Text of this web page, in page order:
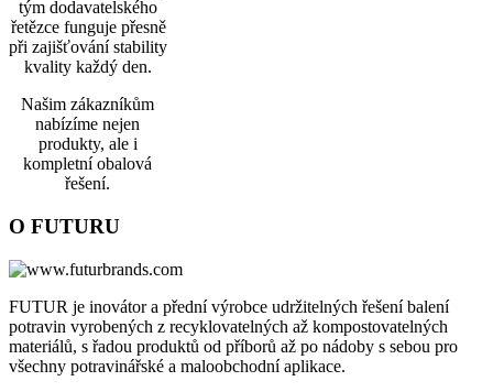
tým dodavatelského
řetězce funguje přesně
při zajišťování stability
kvality každý den.
Našim zákazníkům
nabízíme nejen
produkty, ale i
kompletní obalová
řešení.
O FUTURU
FUTUR je inovátor a přední výrobce udržitelných řešení balení
potravin vyrobených z recyklovatelných až kompostovatelných
materiálů, s řadou produktů od příborů až po nádoby s sebou pro
všechny potravinářské a maloobchodní aplikace.